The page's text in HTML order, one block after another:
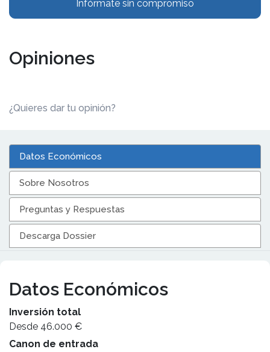
Infórmate sin compromiso
Opiniones
¿Quieres dar tu opinión?
Datos Económicos
Sobre Nosotros
Preguntas y Respuestas
Descarga Dossier
Datos Económicos
Inversión total
Desde 46.000 €
Canon de entrada